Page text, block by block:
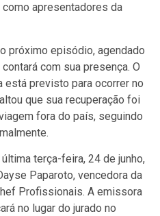
apresentadores da
próximo episódio, agendado
com sua presença. O
está previsto para ocorrer no
que sua recuperação foi
fora do país, seguindo
terça-feira, 24 de junho,
Paparoto, vencedora da
Profissionais. A emissora
no lugar do jurado no